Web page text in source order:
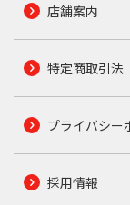
店舗案内
特定商取引法
プライバシー
採用情報